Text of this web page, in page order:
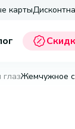
карты
Жемчужное